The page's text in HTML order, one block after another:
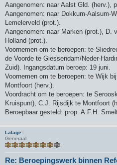
Aangenomen: naar Aalst Gld. (herv.),
Aangenomen: naar Dokkum-Aalsum-
Lemelerveld (prot.).
Aangenomen: naar Marken (prot.), D.
Holland (prot.).
Voornemen om te beroepen: te
de Voorde te Giessendam/Neder-
Zuid). Ingangsdatum beroep: 19 juni.
Voornemen om te beroepen: te Wijk
Montfoort (herv.).
Voordracht om te beroepen: te
Kruispunt), C.J. Rijsdijk te Montfoort
Beroepbaar gesteld: prop. A.F.H.
Lalage
Generaal
Re: Beroepingswerk binnen